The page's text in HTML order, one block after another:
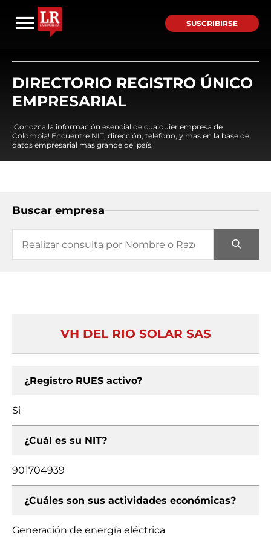
SUSCRIBIRSE
DIRECTORIO REGISTRO ÚNICO
EMPRESARIAL
¡Conozca la información esencial de cualquier empresa de
Colombia! Encuentre NIT, dirección, teléfono, y mas en la base de
datos empresarial mas grande del país.
Buscar empresa
VH DEL RIO SOLAR SAS
¿Registro RUES activo?
Si
¿Cuál es su NIT?
901704939
¿Cuáles son sus actividades económicas?
Generación de energía eléctrica